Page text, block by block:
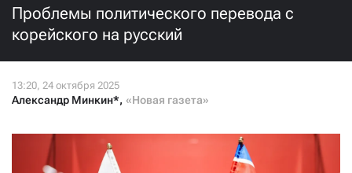
Проблемы политического перевода с
корейского на русский
Александр Минкин*, «Новая газета»